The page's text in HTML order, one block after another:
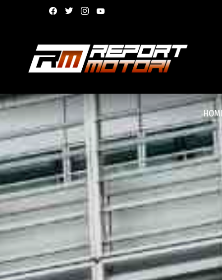
facebooktwitterinstagram